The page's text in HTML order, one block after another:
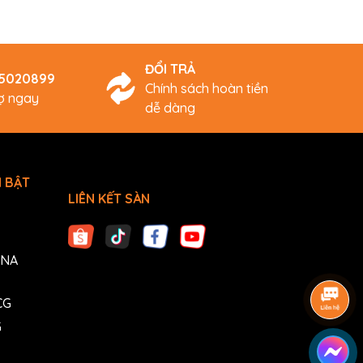
ngay
ĐỔI TRẢ
Chính sách hoàn tiền
dễ dàng
BẬT
LIÊN KẾT SÀN